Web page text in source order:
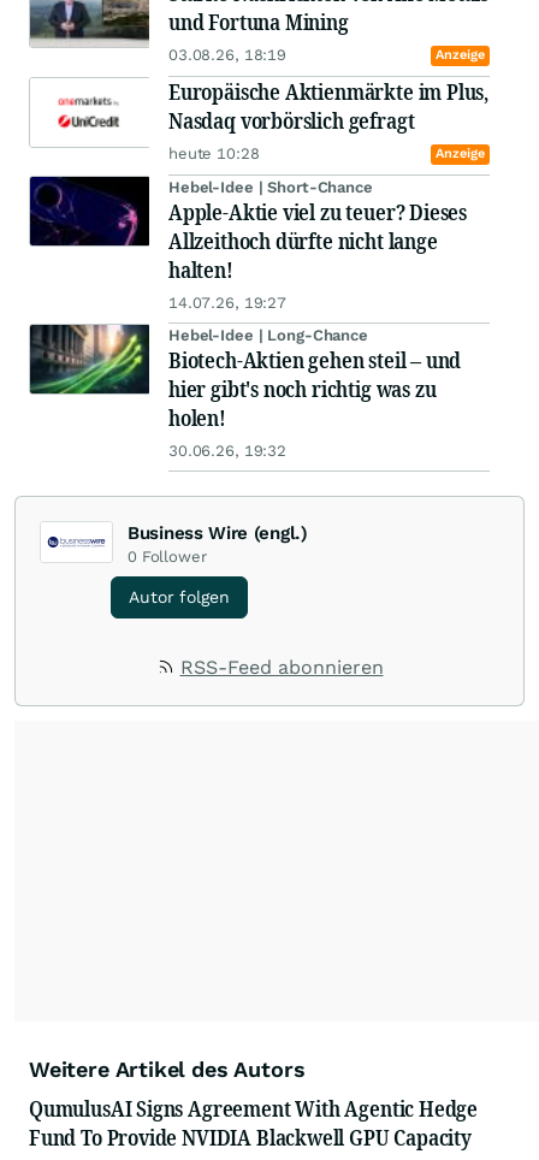
und Fortuna Mining
03.08.26, 18:19 Anzeige
Europäische Aktienmärkte im Plus,
Nasdaq vorbörslich gefragt
heute 10:28 Anzeige
Hebel-Idee | Short-Chance
Apple-Aktie viel zu teuer? Dieses
Allzeithoch dürfte nicht lange
halten!
14.07.26, 19:27
Hebel-Idee | Long-Chance
Biotech-Aktien gehen steil – und
hier gibt's noch richtig was zu
holen!
30.06.26, 19:32
Business Wire (engl.)
0 Follower
Autor folgen
RSS-Feed abonnieren
Weitere Artikel des Autors
QumulusAI Signs Agreement With Agentic Hedge
Fund To Provide NVIDIA Blackwell GPU Capacity